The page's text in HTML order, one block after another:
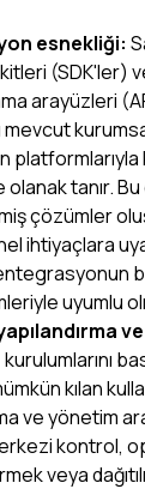
esnekliği:
(SDK'ler)
arayüzleri
tanır.
çözümler
ihtiyaçlara
uyumlu
kılan
ve yönetim
kontrol,
veya